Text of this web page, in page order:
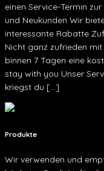
einen Service-Termin
und Neukunden Wir
interessante Rabatte
Nicht ganz zufrieden
binnen 7 Tagen eine
stay with you Unser
kriegst du […]
Produkte
Wir verwenden und